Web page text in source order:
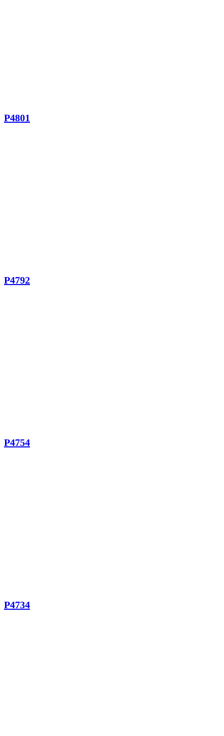
P4801
P4792
P4754
P4734